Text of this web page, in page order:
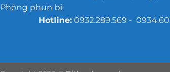
Phòng phun bi
Hotline:0932.289.569 -